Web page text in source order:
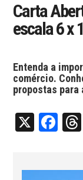
Carta
escala 6 x
Entenda a
comércio.
propostas para
X